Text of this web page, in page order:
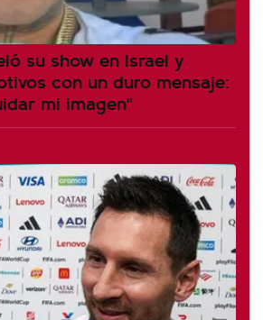
su show en Israel y
con un duro mensaje:
mi imagen"